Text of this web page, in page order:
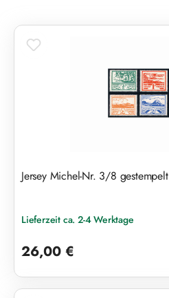
Jersey Michel-Nr. 3/8 gestempelt
Lieferzeit ca. 2-4 Werktage
26,00 €